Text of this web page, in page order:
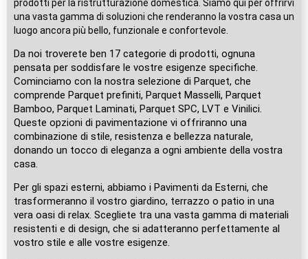
prodotti per la ristrutturazione domestica. Siamo qui per offrirvi
una vasta gamma di soluzioni che renderanno la vostra casa un
luogo ancora più bello, funzionale e confortevole.
Da noi troverete ben 17 categorie di prodotti, ognuna
pensata per soddisfare le vostre esigenze specifiche.
Cominciamo con la nostra selezione di Parquet, che
comprende Parquet prefiniti, Parquet Masselli, Parquet
Bamboo, Parquet Laminati, Parquet SPC, LVT e Vinilici.
Queste opzioni di pavimentazione vi offriranno una
combinazione di stile, resistenza e bellezza naturale,
donando un tocco di eleganza a ogni ambiente della vostra
casa.
Per gli spazi esterni, abbiamo i Pavimenti da Esterni, che
trasformeranno il vostro giardino, terrazzo o patio in una
vera oasi di relax. Scegliete tra una vasta gamma di materiali
resistenti e di design, che si adatteranno perfettamente al
vostro stile e alle vostre esigenze.